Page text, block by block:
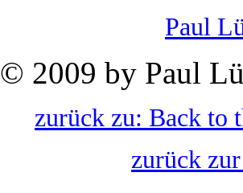
Paul
© 2009 by Paul
zurück zu: Back to
zurück